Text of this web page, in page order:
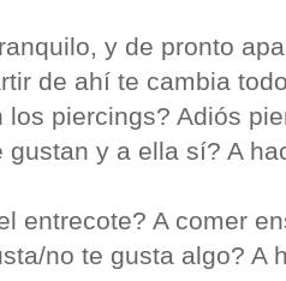
y de pronto
de ahí te cambia
los piercings? Adiós
gustan y a ella sí? A
entrecote? A comer
no te gusta algo? A